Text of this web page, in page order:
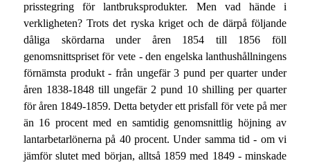
prisstegring för lantbruksprodukter. Men vad hände i
verkligheten? Trots det ryska kriget och de därpå följande
dåliga skördarna under åren 1854 till 1856 föll
genomsnittspriset för vete - den engelska lanthushållningens
förnämsta produkt - från ungefär 3 pund per quarter under
åren 1838-1848 till ungefär 2 pund 10 shilling per quarter
för åren 1849-1859. Detta betyder ett prisfall för vete på mer
än 16 procent med en samtidig genomsnittlig höjning av
lantarbetarlönerna på 40 procent. Under samma tid - om vi
jämför slutet med början, alltså 1859 med 1849 - minskade